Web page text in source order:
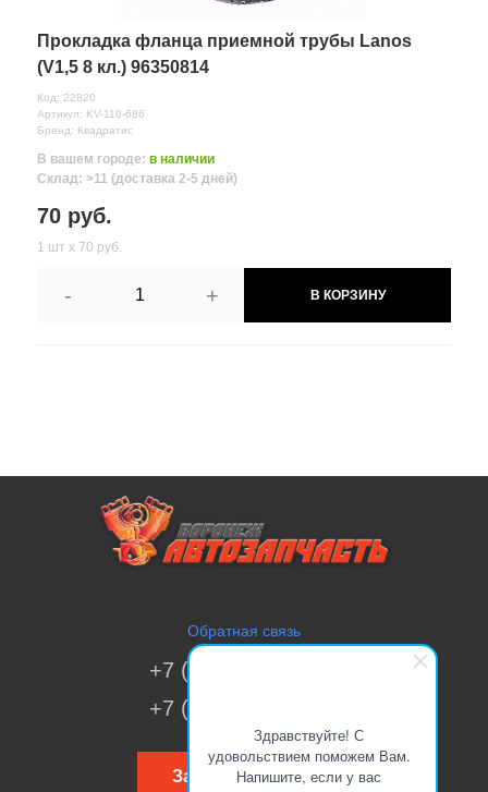
Здравствуйте! С
удовольствием поможем Вам.
Напишите, если у вас
Прокладка фланца приемной трубы Lanos
(V1,5 8 кл.) 96350814
Код: 22820
Артикул: KV-110-686
Бренд: Квадратис
В вашем городе: в наличии
Склад: >11 (доставка 2-5 дней)
70 руб.
1 шт х 70 руб.
- + В КОРЗИНУ
Обратная связь
+7 (473) 269-41-51
+7 (473) 200-70-00
Заказать звонок